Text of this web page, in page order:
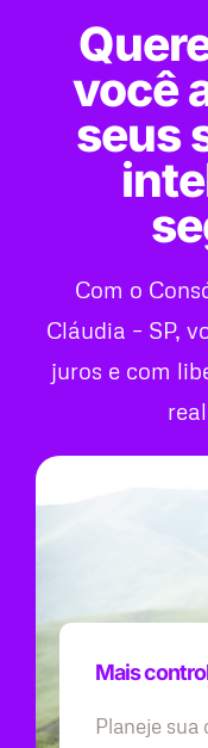
você
seus
Com o
Cláudia – SP,
juros e com
Mais
Planeje sua